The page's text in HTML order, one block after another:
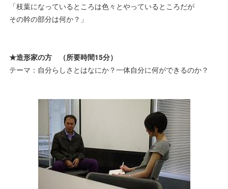
「枝葉になっているところは色々とやっているところだが
その幹の部分は何か？」
★造形家の方 （所要時間15分）
テーマ：自分らしさとはなにか？一体自分に何ができるのか？